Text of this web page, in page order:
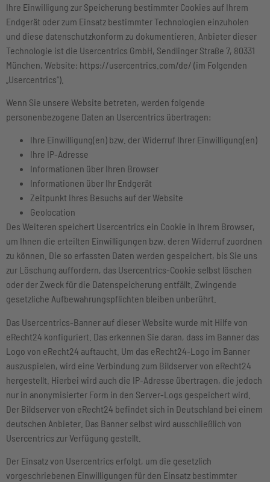
Ihre Einwilligung zur Speicherung bestimmter Cookies auf Ihrem
Endgerät oder zum Einsatz bestimmter Technologien einzuholen
und diese datenschutzkonform zu dokumentieren. Anbieter dieser
Technologie ist die Usercentrics GmbH, Sendlinger Straße 7, 80331
München, Website: https://usercentrics.com/de/ (im Folgenden
„Usercentrics“).
Wenn Sie unsere Website betreten, werden folgende
personenbezogene Daten an Usercentrics übertragen:
Ihre Einwilligung(en) bzw. der Widerruf Ihrer Einwilligung(en)
Ihre IP-Adresse
Informationen über Ihren Browser
Informationen über Ihr Endgerät
Zeitpunkt Ihres Besuchs auf der Website
Geolocation
Des Weiteren speichert Usercentrics ein Cookie in Ihrem Browser,
um Ihnen die erteilten Einwilligungen bzw. deren Widerruf zuordnen
zu können. Die so erfassten Daten werden gespeichert, bis Sie uns
zur Löschung auffordern, das Usercentrics-Cookie selbst löschen
oder der Zweck für die Datenspeicherung entfällt. Zwingende
gesetzliche Aufbewahrungspflichten bleiben unberührt.
Das Usercentrics-Banner auf dieser Website wurde mit Hilfe von
eRecht24 konfiguriert. Das erkennen Sie daran, dass im Banner das
Logo von eRecht24 auftaucht. Um das eRecht24-Logo im Banner
auszuspielen, wird eine Verbindung zum Bildserver von eRecht24
hergestellt. Hierbei wird auch die IP-Adresse übertragen, die jedoch
nur in anonymisierter Form in den Server-Logs gespeichert wird.
Der Bildserver von eRecht24 befindet sich in Deutschland bei einem
deutschen Anbieter. Das Banner selbst wird ausschließlich von
Usercentrics zur Verfügung gestellt.
Der Einsatz von Usercentrics erfolgt, um die gesetzlich
vorgeschriebenen Einwilligungen für den Einsatz bestimmter